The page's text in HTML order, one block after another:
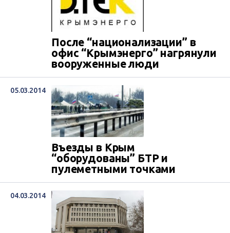
После “национализации” в
офис “Крымэнерго” нагрянули
вооруженные люди
05.03.2014
Въезды в Крым
“оборудованы” БТР и
пулеметными точками
04.03.2014